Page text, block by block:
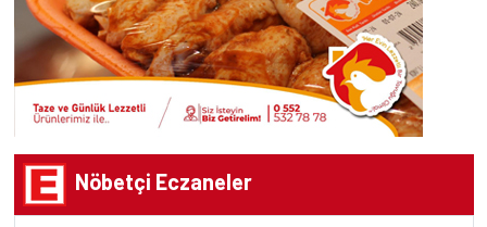
Nöbetçi Eczaneler